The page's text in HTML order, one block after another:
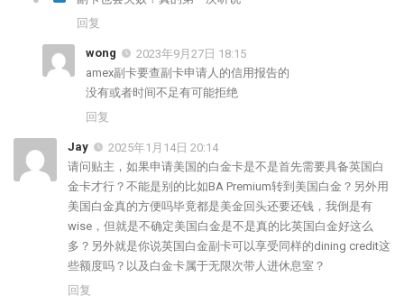
回复
wong
2023年9月27日 18:15
amex副卡要查副卡申请人的信用报告的
没有或者时间不足有可能拒绝
回复
Jay
2025年1月14日 20:14
请问贴主，如果申请美国的白金卡是不是首先需要具备英国白
金卡才行？不能是别的比如BA Premium转到美国白金？另外用
美国白金真的方便吗毕竟都是美金回头还要还钱，我倒是有
wise，但就是不确定美国白金是不是真的比英国白金好这么
多？另外就是你说英国白金副卡可以享受同样的dining credit这
些额度吗？以及白金卡属于无限次带人进休息室？
回复